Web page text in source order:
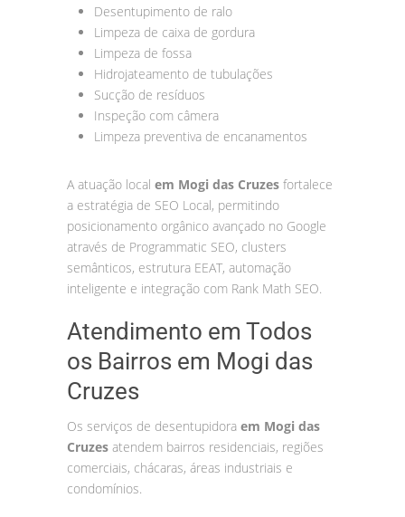
Desentupimento de ralo
Limpeza de caixa de gordura
Limpeza de fossa
Hidrojateamento de tubulações
Sucção de resíduos
Inspeção com câmera
Limpeza preventiva de encanamentos
A atuação local em Mogi das Cruzes fortalece
a estratégia de SEO Local, permitindo
posicionamento orgânico avançado no Google
através de Programmatic SEO, clusters
semânticos, estrutura EEAT, automação
inteligente e integração com Rank Math SEO.
Atendimento em Todos
os Bairros em Mogi das
Cruzes
Os serviços de desentupidora em Mogi das
Cruzes atendem bairros residenciais, regiões
comerciais, chácaras, áreas industriais e
condomínios.